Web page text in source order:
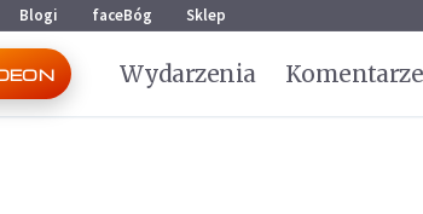
Blogi faceBóg Sklep
Wydarzenia Komentarze